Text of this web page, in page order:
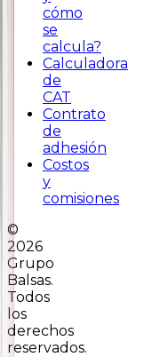
cómo
se
calcula?
Calculadora
de
CAT
Contrato
de
adhesión
Costos
y
comisiones
©
2026
Grupo
Balsas.
Todos
los
derechos
reservados.